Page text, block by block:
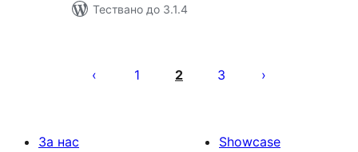
Тествано до 3.1.4
страници
1 2 3
За нас
Showcase